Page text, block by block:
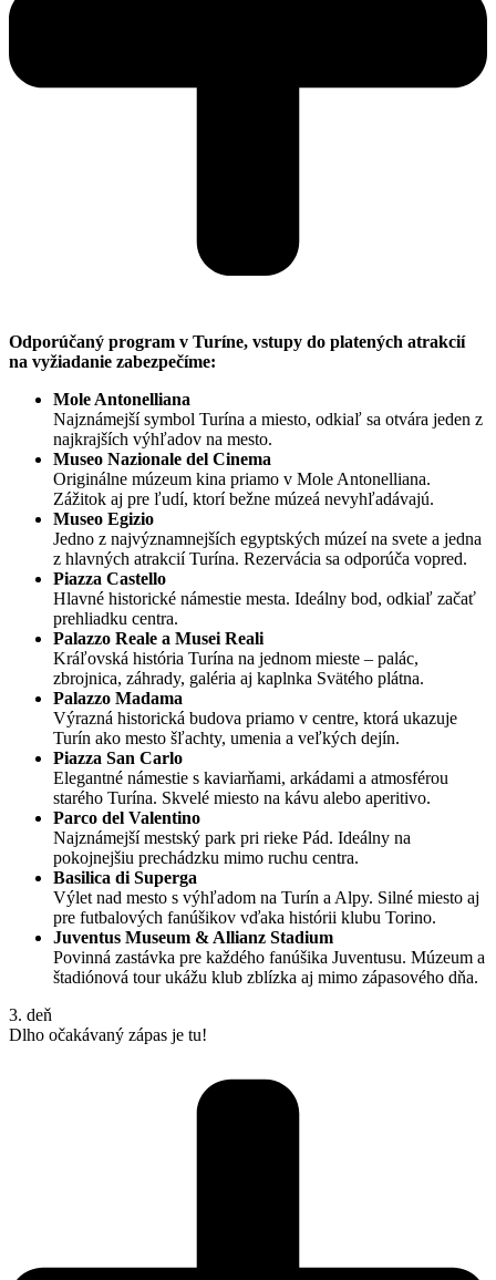
Odporúčaný program v Turíne, vstupy do platených atrakcií
na vyžiadanie zabezpečíme:
Mole Antonelliana
Najznámejší symbol Turína a miesto, odkiaľ sa otvára jeden z
najkrajších výhľadov na mesto.
Museo Nazionale del Cinema
Originálne múzeum kina priamo v Mole Antonelliana.
Zážitok aj pre ľudí, ktorí bežne múzeá nevyhľadávajú.
Museo Egizio
Jedno z najvýznamnejších egyptských múzeí na svete a jedna
z hlavných atrakcií Turína. Rezervácia sa odporúča vopred.
Piazza Castello
Hlavné historické námestie mesta. Ideálny bod, odkiaľ začať
prehliadku centra.
Palazzo Reale a Musei Reali
Kráľovská história Turína na jednom mieste – palác,
zbrojnica, záhrady, galéria aj kaplnka Svätého plátna.
Palazzo Madama
Výrazná historická budova priamo v centre, ktorá ukazuje
Turín ako mesto šľachty, umenia a veľkých dejín.
Piazza San Carlo
Elegantné námestie s kaviarňami, arkádami a atmosférou
starého Turína. Skvelé miesto na kávu alebo aperitivo.
Parco del Valentino
Najznámejší mestský park pri rieke Pád. Ideálny na
pokojnejšiu prechádzku mimo ruchu centra.
Basilica di Superga
Výlet nad mesto s výhľadom na Turín a Alpy. Silné miesto aj
pre futbalových fanúšikov vďaka histórii klubu Torino.
Juventus Museum & Allianz Stadium
Povinná zastávka pre každého fanúšika Juventusu. Múzeum a
štadiónová tour ukážu klub zblízka aj mimo zápasového dňa.
3. deň
Dlho očakávaný zápas je tu!